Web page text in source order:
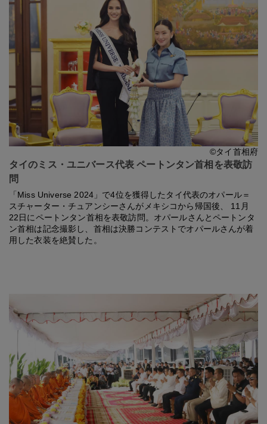
©タイ首相府
タイのミス・ユニバース代表 ペートンタン首相を表敬訪
問
「Miss Universe 2024」で4位を獲得したタイ代表のオパール＝
スチャーター・チュアンシーさんがメキシコから帰国後、 11月
22日にペートンタン首相を表敬訪問。オパールさんとペートンタ
ン首相は記念撮影し、首相は決勝コンテストでオパールさんが着
用した衣装を絶賛した。